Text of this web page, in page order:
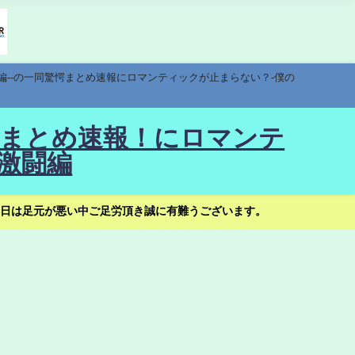
の一同驚愕まとめ速報にロマンティックが止まらない？-僕の
とめ速報！にロマンテ
闘編
足元が悪い中ご足労頂き誠に有難うございます。